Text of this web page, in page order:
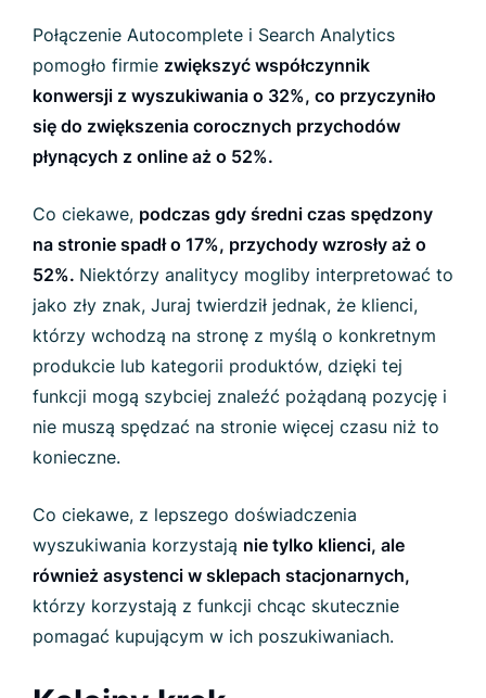
Połączenie Autocomplete i Search Analytics
pomogło firmie zwiększyć współczynnik
konwersji z wyszukiwania o 32%, co przyczyniło
się do zwiększenia corocznych przychodów
płynących z online aż o 52%.
Co ciekawe, podczas gdy średni czas spędzony
na stronie spadł o 17%, przychody wzrosły aż o
52%. Niektórzy analitycy mogliby interpretować to
jako zły znak, Juraj twierdził jednak, że klienci,
którzy wchodzą na stronę z myślą o konkretnym
produkcie lub kategorii produktów, dzięki tej
funkcji mogą szybciej znaleźć pożądaną pozycję i
nie muszą spędzać na stronie więcej czasu niż to
konieczne.
Co ciekawe, z lepszego doświadczenia
wyszukiwania korzystają nie tylko klienci, ale
również asystenci w sklepach stacjonarnych,
którzy korzystają z funkcji chcąc skutecznie
pomagać kupującym w ich poszukiwaniach.